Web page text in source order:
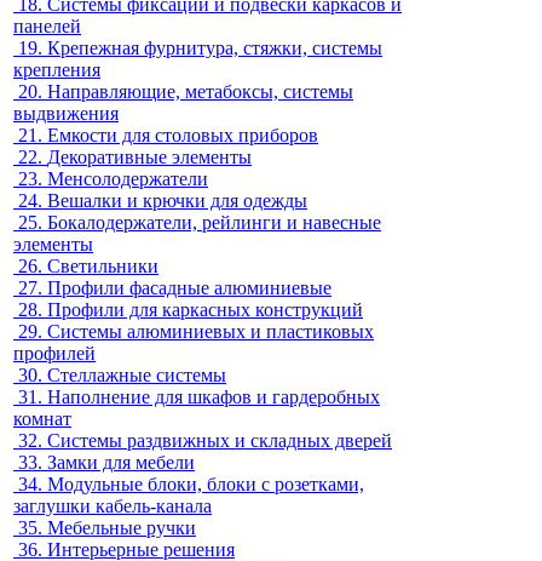
18. Системы фиксации и подвески каркасов и
панелей
19. Крепежная фурнитура, стяжки, системы
крепления
20. Направляющие, метабоксы, системы
выдвижения
21. Емкости для столовых приборов
22. Декоративные элементы
23. Менсолодержатели
24. Вешалки и крючки для одежды
25. Бокалодержатели, рейлинги и навесные
элементы
26. Светильники
27. Профили фасадные алюминиевые
28. Профили для каркасных конструкций
29. Системы алюминиевых и пластиковых
профилей
30. Стеллажные системы
31. Наполнение для шкафов и гардеробных
комнат
32. Системы раздвижных и складных дверей
33. Замки для мебели
34. Модульные блоки, блоки с розетками,
заглушки кабель-канала
35. Мебельные ручки
36. Интерьерные решения